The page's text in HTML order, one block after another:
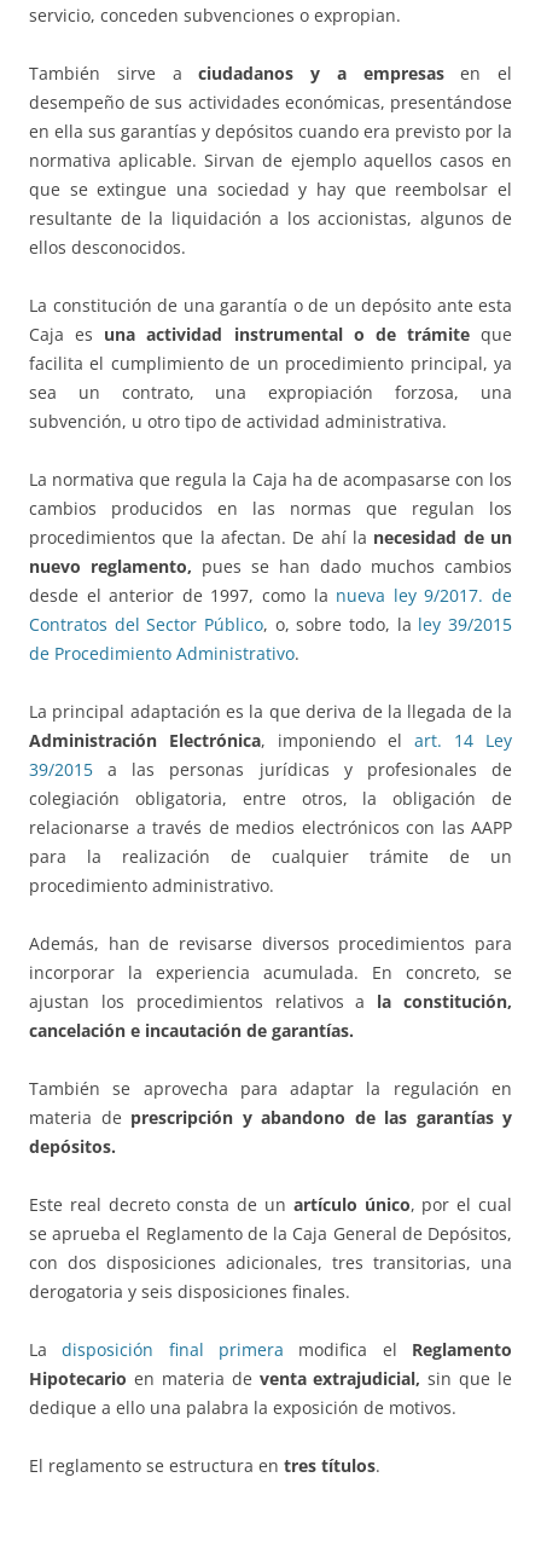
servicio, conceden subvenciones o expropian.
También sirve aciudadanos y a empresasen el
desempeño de sus actividades económicas, presentándose
en ella sus garantías y depósitos cuando era previsto por la
normativa aplicable. Sirvan de ejemplo aquellos casos en
que se extingue una sociedad y hay que reembolsar el
resultante de la liquidación a los accionistas, algunos de
ellos desconocidos.
La constitución de una garantía o de un depósito ante esta
Caja es una actividad instrumental o de trámiteque
facilita el cumplimiento de un procedimiento principal, ya
sea un contrato, una expropiación forzosa, una
subvención, u otro tipo de actividad administrativa.
La normativa que regula la Caja ha de acompasarse con los
cambios producidos en las normas que regulan los
procedimientos que la afectan. De ahí la necesidad de un
nuevo reglamento, pues se han dado muchos cambios
desde el anterior de 1997, como la nueva ley 9/2017. de
Contratos del Sector Público, o, sobre todo, la ley 39/2015
de Procedimiento Administrativo.
La principal adaptación es la que deriva de la llegada de la
Administración Electrónica, imponiendo el art. 14 Ley
39/2015 a las personas jurídicas y profesionales de
colegiación obligatoria, entre otros, la obligación de
relacionarse a través de medios electrónicos con las AAPP
para la realización de cualquier trámite de un
procedimiento administrativo.
Además, han de revisarse diversos procedimientos para
incorporar la experiencia acumulada. En concreto, se
ajustan los procedimientos relativos a la constitución,
cancelación e incautación de garantías.
También se aprovecha para adaptar la regulación en
materia de prescripción y abandono de las garantías y
depósitos.
Este real decreto consta de un artículo único, por el cual
se aprueba el Reglamento de la Caja General de Depósitos,
con dos disposiciones adicionales, tres transitorias, una
derogatoria y seis disposiciones finales.
Ladisposición final primera modifica el Reglamento
Hipotecario en materia de venta extrajudicial, sin que le
dedique a ello una palabra la exposición de motivos.
El reglamento se estructura en tres títulos.